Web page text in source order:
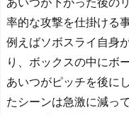
あいつが下がった後の
率的な攻撃を仕掛ける
例えばソボスライ自身
り、ボックスの中にボ
あいつがピッチを後に
たシーンは急激に減っ